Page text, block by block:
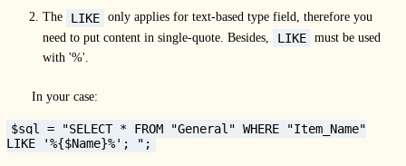
The
LIKE only applies for text-based type field, therefore you
need to put content in single-quote. Besides,
LIKE must be used
with '%'.
In your case:
$sql = "SELECT * FROM "General" WHERE "Item_Name"
LIKE '%{$Name}%'; ";